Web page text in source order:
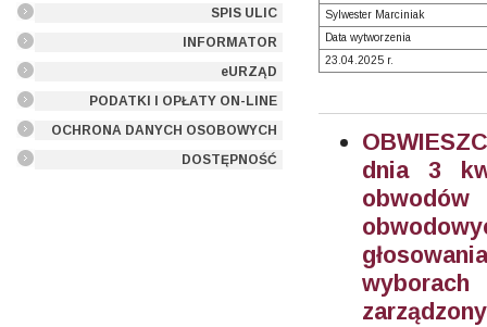
SPIS ULIC
INFORMATOR
eURZĄD
PODATKI I OPŁATY ON-LINE
OCHRONA DANYCH OSOBOWYCH
DOSTĘPNOŚĆ
Sylwester Marciniak
Data wytworzenia
23.04.2025 r.
dnia 3